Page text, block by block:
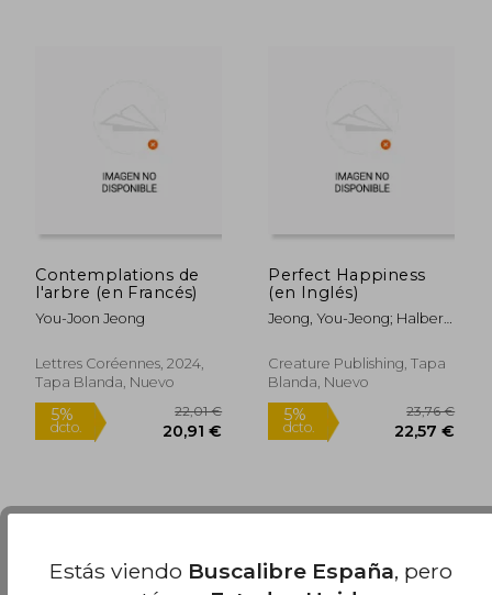
5% 22,39 € 5%
Contemplations de
l'arbre (en Francés)
You-Joon Jeong
Lettres Coréennes, 2024,
Tapa Blanda, Nuevo
Perfect Happiness
(en Inglés)
Jeong, You-Jeong; Halbert,
Creature Publishing, Tapa
Blanda, Nuevo
Estás viendo Buscalibre España, pero